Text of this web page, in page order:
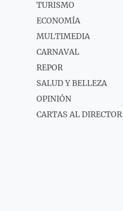
TURISMO
ECONOMÍA
MULTIMEDIA
CARNAVAL
REPOR
SALUD Y BELLEZA
OPINIÓN
CARTAS AL DIRECTOR